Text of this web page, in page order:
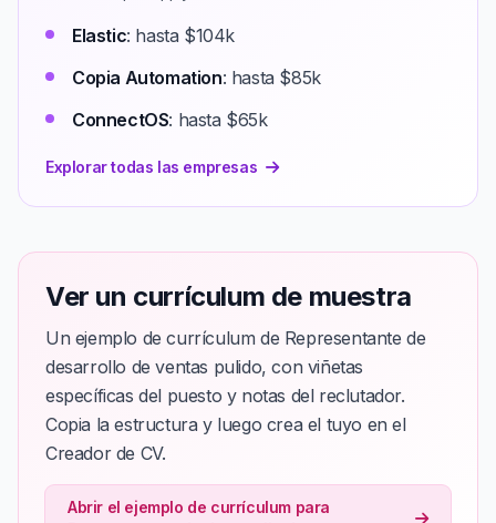
Elastic: hasta $104k
Copia Automation: hasta $85k
ConnectOS: hasta $65k
Explorar todas las empresas
Ver un currículum de muestra
Un ejemplo de currículum de Representante de
desarrollo de ventas pulido, con viñetas
específicas del puesto y notas del reclutador.
Copia la estructura y luego crea el tuyo en el
Creador de CV.
Abrir el ejemplo de currículum para